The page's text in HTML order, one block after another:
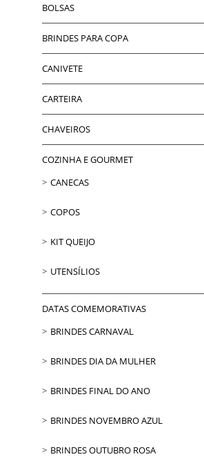
BOLSAS
BRINDES PARA COPA
CANIVETE
CARTEIRA
CHAVEIROS
COZINHA E GOURMET
CANECAS
COPOS
KIT QUEIJO
UTENSÍLIOS
DATAS COMEMORATIVAS
BRINDES CARNAVAL
BRINDES DIA DA MULHER
BRINDES FINAL DO ANO
BRINDES NOVEMBRO AZUL
BRINDES OUTUBRO ROSA